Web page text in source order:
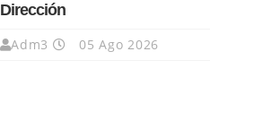
Dirección
Adm3 05 Ago 2026